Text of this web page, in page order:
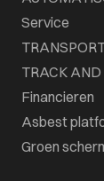
Service
TRACK
Financieren
Asbest
Groen